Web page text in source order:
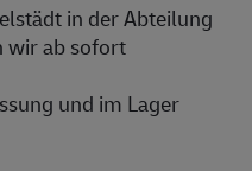
in der Abteilung
wir ab sofort
und im Lager